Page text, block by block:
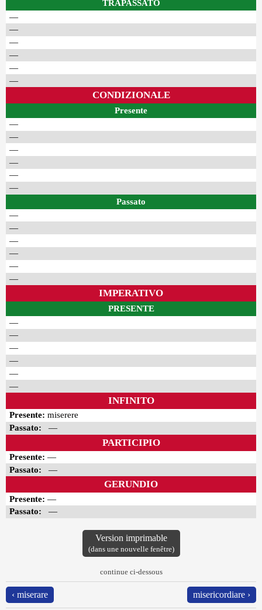
TRAPASSATO
—
—
—
—
—
—
CONDIZIONALE
Presente
—
—
—
—
—
—
Passato
—
—
—
—
—
—
IMPERATIVO
PRESENTE
—
—
—
—
—
—
INFINITO
Presente: miserere
Passato: —
PARTICIPIO
Presente: —
Passato: —
GERUNDIO
Presente: —
Passato: —
Version imprimable
(dans une nouvelle fenêtre)
continue ci-dessous
‹ miserare misericordiare ›